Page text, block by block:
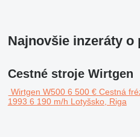
Najnovšie inzeráty
Cestné stroje Wirtgen
Wirtgen W500 6 500 € Cestná
1993 6 190 m/h Lotyšsko, Riga